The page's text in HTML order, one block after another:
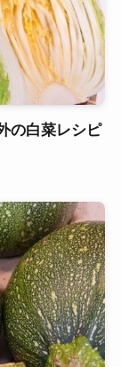
の白菜レシピ